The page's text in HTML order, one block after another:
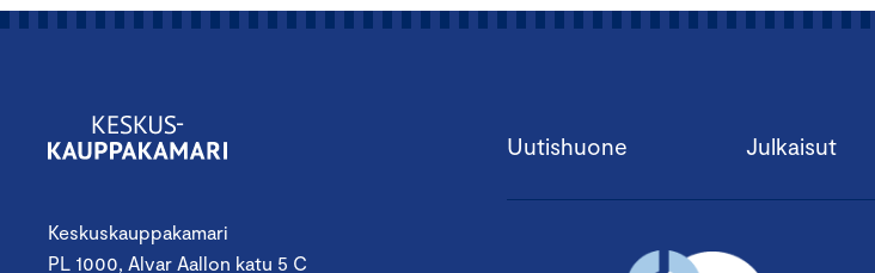
Keskuskauppakamari
PL 1000, Alvar Aallon katu 5 C
Uutishuone Julkaisut